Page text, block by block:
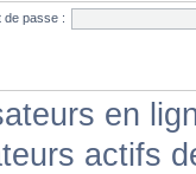
de passe :
en
actifs